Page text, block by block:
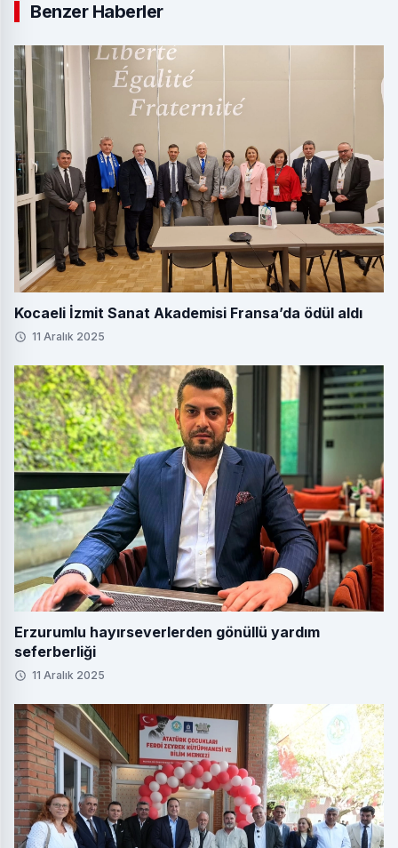
Benzer Haberler
Kocaeli İzmit Sanat Akademisi Fransa’da ödül aldı
11 Aralık 2025
Erzurumlu hayırseverlerden gönüllü yardım
seferberliği
11 Aralık 2025